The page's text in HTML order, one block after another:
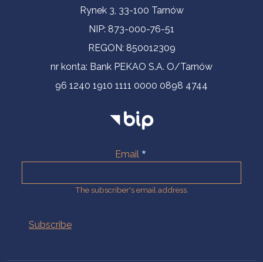
Contact InformationRynek 3, 33-100 Tarnów
NIP: 873-000-76-51
REGON: 850012309
nr konta: Bank PEKAO S.A. O/Tarnów
96 1240 1910 1111 0000 0898 4744
Email
The subscriber's email address.